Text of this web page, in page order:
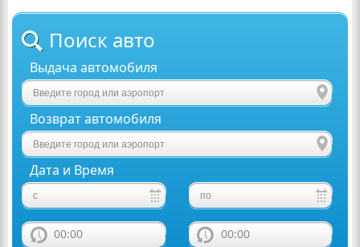
Поиск авто
Выдача автомобиля
Возврат автомобиля
Дата и Время
00:00 00:00